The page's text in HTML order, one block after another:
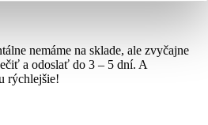
nemáme na sklade, ale zvyčajne
a odoslať do 3 – 5 dní. A
rýchlejšie!